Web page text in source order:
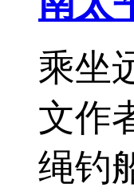
乘坐
文作
绳钓